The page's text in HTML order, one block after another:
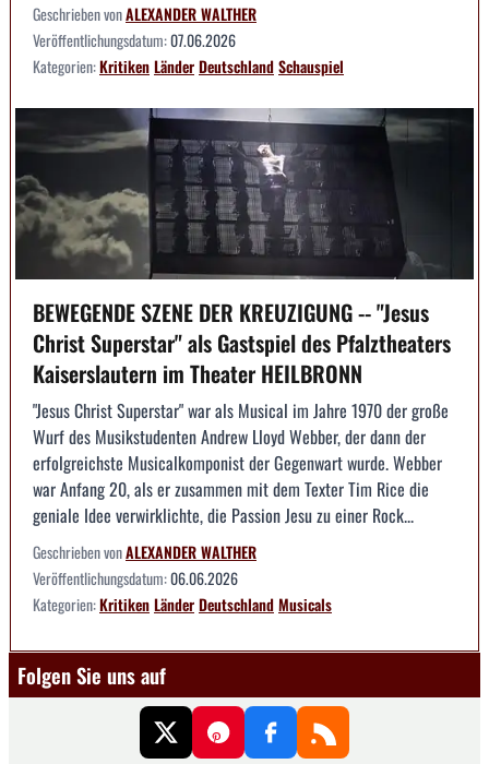
Geschrieben vonALEXANDER WALTHER
Veröffentlichungsdatum:07.06.2026
Kategorien:KritikenLänderDeutschlandSchauspiel
BEWEGENDE SZENE DER KREUZIGUNG -- "Jesus
Christ Superstar" als Gastspiel des Pfalztheaters
Kaiserslautern im Theater HEILBRONN
"Jesus Christ Superstar" war als Musical im Jahre 1970 der große
Wurf des Musikstudenten Andrew Lloyd Webber, der dann der
erfolgreichste Musicalkomponist der Gegenwart wurde. Webber
war Anfang 20, als er zusammen mit dem Texter Tim Rice die
geniale Idee verwirklichte, die Passion Jesu zu einer Rock...
Geschrieben vonALEXANDER WALTHER
Veröffentlichungsdatum:06.06.2026
Kategorien:KritikenLänderDeutschlandMusicals
Folgen Sie uns auf